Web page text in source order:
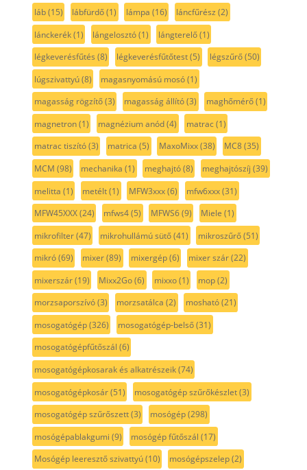
láb(15) lábfürdő(1) lámpa (16) láncfűrész (2)
lánckerék(1) lángelosztó(1) lángterelő(1)
légkeverésfűtés (8) légkeverésfűtőtest(5) légszűrő(50)
lúgszivattyú(8) magasnyomású mosó(1)
magasság rögzítő(3) magasság állító(3) maghőmérő(1)
magnetron(1) magnézium anód(4) matrac(1)
matrac tiszító(3) matrica (5) MaxoMixx(38) MC8(35)
MCM (98) mechanika (1) meghajtó(8) meghajtószíj (39)
melitta (1) metélt(1) MFW3xxx(6) mfw6xxx(31)
MFW45XXX(24) mfws4(5) MFWS6(9) Miele (1)
mikrofilter(47) mikrohullámú sütő(41) mikroszűrő(51)
mikró(69) mixer(89) mixergép(6) mixer szár(22)
mixerszár(19) Mixx2Go(6) mixxo(1) mop(2)
morzsaporszívó(3) morzsatálca (2) mosható(21)
mosogatógép(326) mosogatógép-belső(31)
mosogatógépfűtőszál (6)
mosogatógépkosarak és alkatrészeik(74)
mosogatógépkosár(51) mosogatógép szűrőkészlet(3)
mosogatógép szűrőszett(3) mosógép(298)
mosógépablakgumi (9) mosógép fűtőszál (17)
Mosógép leeresztő szivattyú(10) mosógépszelep(2)